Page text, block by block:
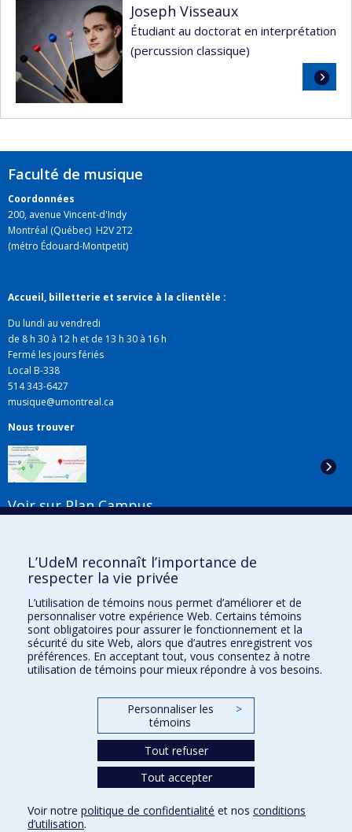
Joseph Visseaux
Étudiant au doctorat en interprétation
(percussion classique)
Lire
la
suite
Faculté de musique
Coordonnées
200, avenue Vincent-d'Indy
Montréal (Québec) H2V 2T2
(métro Édouard-Montpetit)
Accueil, billetterie et service à la clientèle :
Du lundi au vendredi
de 8 h 30 à 12 h et de 13 h 30 à 16 h
Fermé les jours fériés
Local B-338
514 343-6427
musique@umontreal.ca
Nous trouver
Voir sur Plan Campus
Liens utiles
Plan du site
Accessibilité
S'abonner à l'infolettre
Donner à la Faculté de musique
Conditions d’utilisation
L’UdeM reconnaît l’importance de
respecter la vie privée
L’utilisation de témoins nous permet d’améliorer et de
personnaliser votre expérience Web. Certains témoins
sont obligatoires pour assurer le fonctionnement et la
sécurité du site Web, alors que d’autres enregistrent vos
préférences. En acceptant tout, vous consentez à notre
utilisation de témoins pour mieux répondre à vos besoins.
Personnaliser les
témoins
>
Tout refuser
Tout accepter
Voir notre politique de confidentialité et nos conditions
d’utilisation.